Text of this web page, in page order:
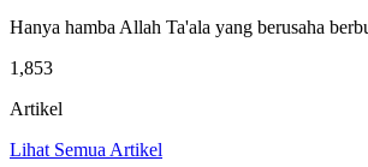
Hanya hamba Allah Ta'ala yang berusaha
1,853
Artikel
Lihat Semua Artikel